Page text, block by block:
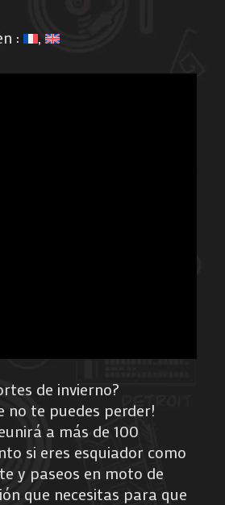
:
de invierno?
no te puedes perder!
a más de 100
si eres esquiador como
y paseos en moto de
que necesitas para que